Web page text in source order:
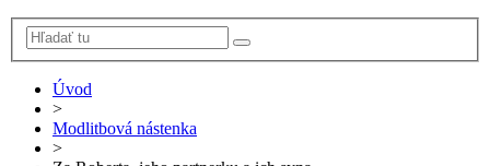
Úvod
>
Modlitbová nástenka
>